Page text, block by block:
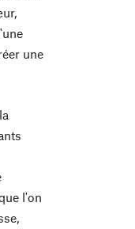
une
l'on